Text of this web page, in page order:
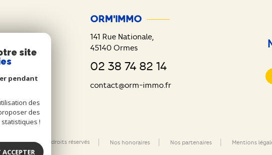
ORM'IMMO
141 Rue Nationale,
45140 Ormes
02 38 74 82 14
contact@orm-immo.fr
© 2026 | Tous droits réservés Nos honoraires Nos partenaires Mentions
site
pendant
des
des
!